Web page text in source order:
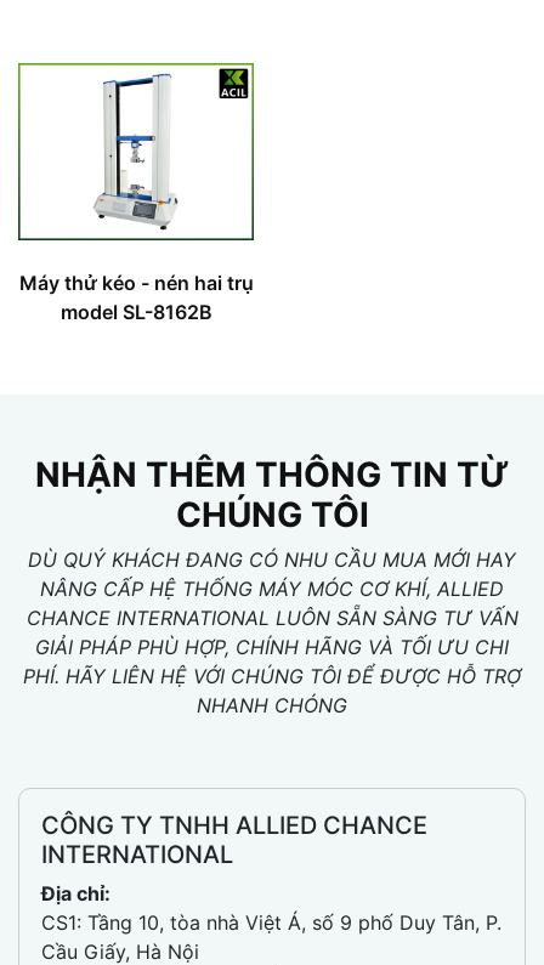
Máy thử kéo - nén hai trụ
model SL-8162B
NHẬN THÊM THÔNG TIN TỪ
CHÚNG TÔI
DÙ QUÝ KHÁCH ĐANG CÓ NHU CẦU MUA MỚI HAY
NÂNG CẤP HỆ THỐNG MÁY MÓC CƠ KHÍ, ALLIED
CHANCE INTERNATIONAL LUÔN SẴN SÀNG TƯ VẤN
GIẢI PHÁP PHÙ HỢP, CHÍNH HÃNG VÀ TỐI ƯU CHI
PHÍ. HÃY LIÊN HỆ VỚI CHÚNG TÔI ĐỂ ĐƯỢC HỖ TRỢ
NHANH CHÓNG
CÔNG TY TNHH ALLIED CHANCE
INTERNATIONAL
Địa chỉ:
CS1: Tầng 10, tòa nhà Việt Á, số 9 phố Duy Tân, P.
Cầu Giấy, Hà Nội